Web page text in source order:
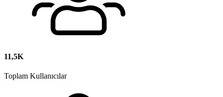
11,5K
Toplam Kullanıcılar